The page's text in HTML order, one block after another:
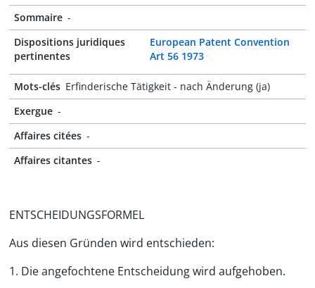
Sommaire -
Dispositions juridiques
pertinentes
European Patent Convention
Art 56 1973
Mots-clés Erfinderische Tätigkeit - nach Änderung (ja)
Exergue -
Affaires citées -
Affaires citantes -
ENTSCHEIDUNGSFORMEL
Aus diesen Gründen wird entschieden:
1. Die angefochtene Entscheidung wird aufgehoben.